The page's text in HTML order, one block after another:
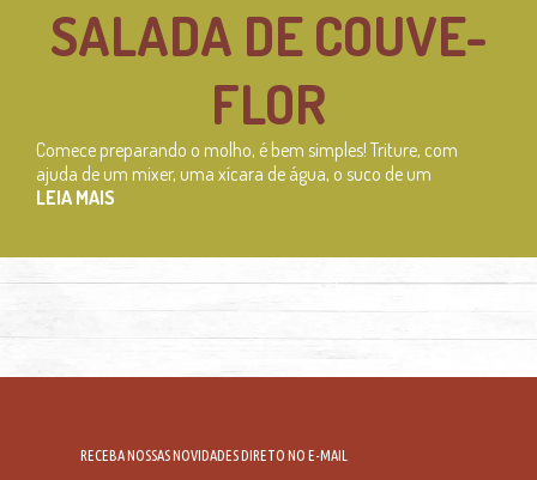
SALADA DE COUVE-
FLOR
Comece preparando o molho, é bem simples! Triture, com
ajuda de um mixer, uma xícara de água, o suco de um
LEIA MAIS
RECEBA NOSSAS NOVIDADES DIRETO NO E-MAIL